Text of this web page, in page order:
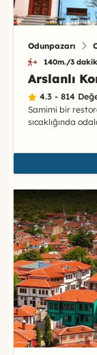
Odunpazarı
140m./3
Arslanlı
4.3 - 814
Samimi bir
sıcaklığında